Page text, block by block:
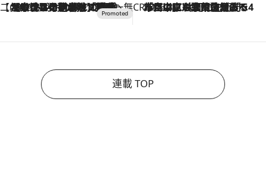
【CREA×星野リゾート】唯一無二。癒しと発見が待つ場所へ
2026.8.7
【トンボの足水浴】ヒノキの香りに包まれて涼感マックス！約13℃の湧水かけ流しを避暑地「星野温泉 トンボの湯」で体験 CREA'S CHOICE
2026.8.7
「立川にも歌舞伎があるんだよ」 片岡仁左衛門・市川中車ら豪華座組みで4年目の立川立飛歌舞伎へ
連載 TOP